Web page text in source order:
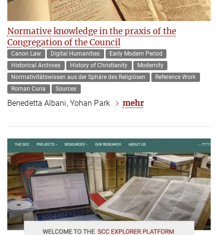
Normative knowledge in the praxis of the
Congregation of the Council
Canon Law Digital Humanities
Early Modern Period
Historical Archives
History of Christianity
Modernity
Normativitätswissen aus der Sphäre des Religiösen
Reference Work
Roman Curia
Sources
Benedetta Albani, Yohan Park mehr